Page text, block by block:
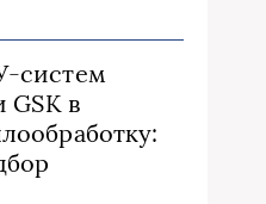
систем
GSK в